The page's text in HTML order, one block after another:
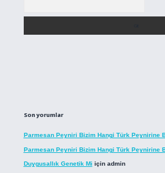
Son yorumlar
Parmesan Peyniri Bizim Hangi Türk Peynirine
Parmesan Peyniri Bizim Hangi Türk Peynirine
Duygusallık Genetik Mi için admin